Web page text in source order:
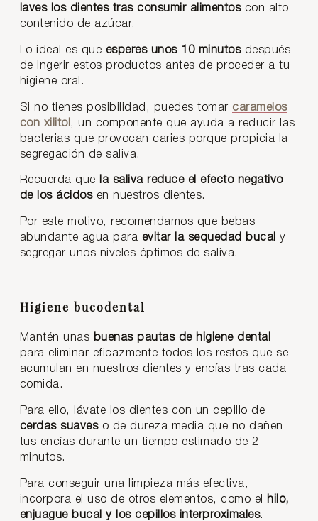
laves los dientes tras consumir alimentos con alto
contenido de azúcar.
Lo ideal es que esperes unos 10 minutosdespués
de ingerir estos productos antes de proceder a tu
higiene oral.
Si no tienes posibilidad, puedes tomar caramelos
con xilitol , un componente que ayuda a reducir las
bacterias que provocan caries porque propicia la
segregación de saliva.
Recuerda que
la saliva reduce el efecto negativo
de los ácidosen nuestros dientes.
Por este motivo, recomendamos que bebas
abundante agua para evitar la sequedad bucal y
segregar unos niveles óptimos de saliva.
Higiene bucodental
Mantén unas buenas pautas de higiene dental
para eliminar eficazmente todos los restos que se
acumulan en nuestros dientes y encías tras cada
comida.
Para ello, lávate los dientes con un cepillo de
cerdas suaveso de dureza media que no dañen
tus encías durante un tiempo estimado de 2
minutos.
Para conseguir una limpieza más efectiva,
incorpora el uso de otros elementos, como el
hilo,
enjuague bucal y los cepillos interproximales.